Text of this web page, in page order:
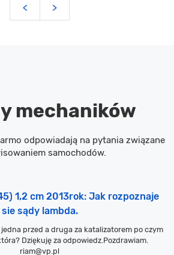
< >
mechaników
odpowiadają na pytania związane
samochodów.
1,2 cm 2013rok: Jak rozpoznaje
sie sądy lambda.
przed a druga za katalizatorem po czym
Dziękuję za odpowiedz.Pozdrawiam.
riam@vp.pl